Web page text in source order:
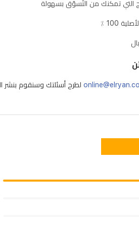
أو ملحقات غير أصلية.
التي تمكنك من التّسوّق بسهولة
100 ٪
لطرح أسئلتك وسنقوم بنشر